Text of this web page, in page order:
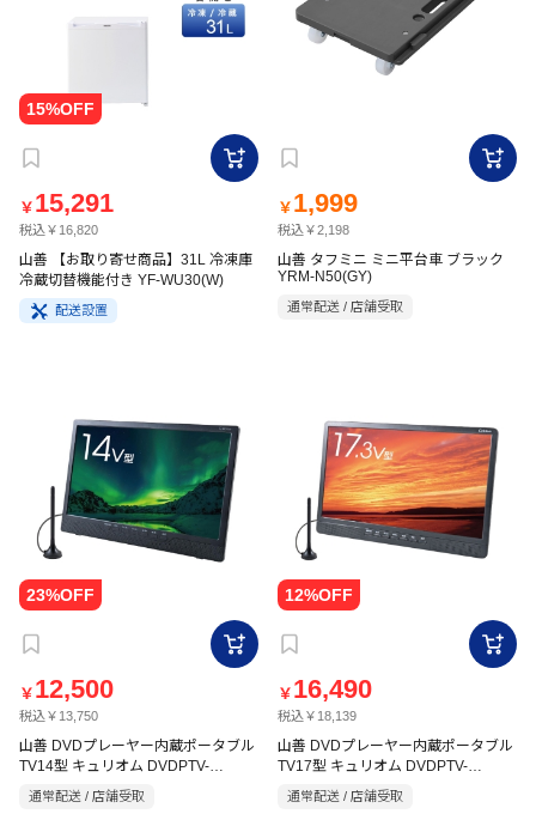
￥ 15,291
税込￥16,820
山善 【お取り寄せ商品】31L 冷凍庫
冷蔵切替機能付き YF-WU30(W)
配送設置
￥ 1,999
税込￥2,198
山善 タフミニ ミニ平台車 ブラック
YRM-N50(GY)
通常配送 / 店舗受取
￥ 12,500
税込￥13,750
山善 DVDプレーヤー内蔵ポータブル
TV14型 キュリオム DVDPTV-
通常配送 / 店舗受取
￥ 16,490
税込￥18,139
山善 DVDプレーヤー内蔵ポータブル
TV17型 キュリオム DVDPTV-
通常配送 / 店舗受取